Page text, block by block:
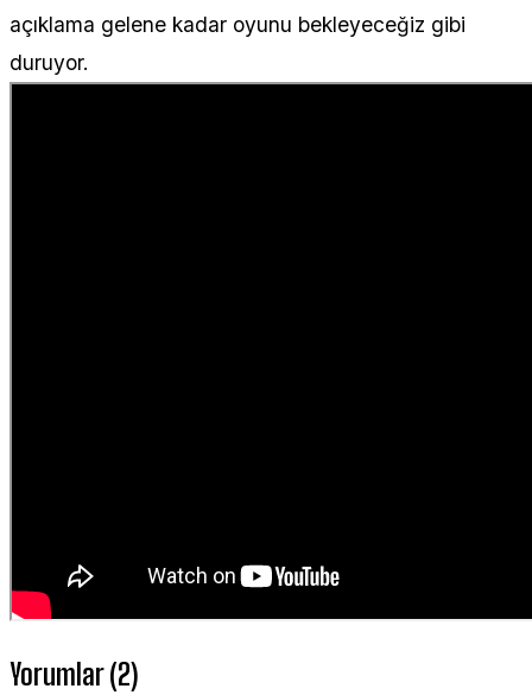
açıklama gelene kadar oyunu bekleyeceğiz gibi
duruyor.
Yorumlar (2)